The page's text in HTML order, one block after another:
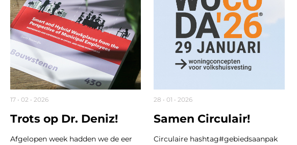
17 • 02 • 2026
Trots op Dr. Deniz!
Afgelopen week hadden we de eer
28 • 01 • 2026
Samen Circulair!
Circulaire hashtag#gebiedsaanpak